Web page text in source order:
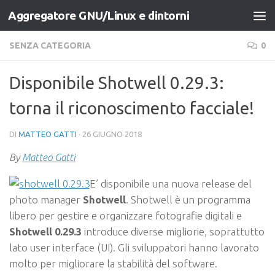
Salta al contenuto
Aggregatore GNU/Linux e dintorni
SENZA CATEGORIA 0
Disponibile Shotwell 0.29.3:
torna il riconoscimento facciale!
DI MATTEO GATTI · 26 GIUGNO 2018
ByMatteo Gatti
E’ disponibile una nuova release del
photo manager Shotwell . Shotwell è un programma
libero per gestire e organizzare fotografie digitali e
Shotwell 0.29.3 introduce diverse migliorie, soprattutto
lato user interface (UI). Gli sviluppatori hanno lavorato
molto per migliorare la stabilità del software.